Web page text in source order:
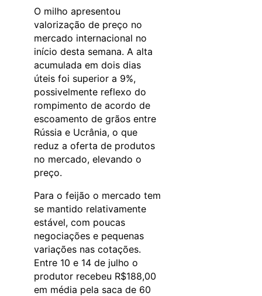
O milho apresentou
valorização de preço no
mercado internacional no
início desta semana. A alta
acumulada em dois dias
úteis foi superior a 9%,
possivelmente reflexo do
rompimento de acordo de
escoamento de grãos entre
Rússia e Ucrânia, o que
reduz a oferta de produtos
no mercado, elevando o
preço.
Para o feijão o mercado tem
se mantido relativamente
estável, com poucas
negociações e pequenas
variações nas cotações.
Entre 10 e 14 de julho o
produtor recebeu R$188,00
em média pela saca de 60